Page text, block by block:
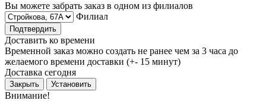
Вы можете забрать заказ в одном из филиалов
Филиал
Подтвердить
Доставить ко времени
Временной заказ можно создать не ранее чем за 3 часа до
желаемого времени доставки (+- 15 минут)
Доставка сегодня
Закрыть Установить
Внимание!